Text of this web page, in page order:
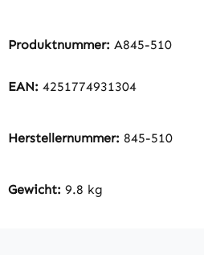
Produktnummer: A845-510
EAN: 4251774931304
Herstellernummer: 845-510
Gewicht: 9.8 kg